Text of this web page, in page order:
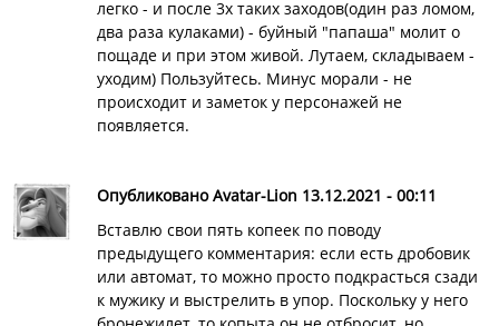
легко - и после 3х таких заходов(один раз ломом,
два раза кулаками) - буйный "папаша" молит о
пощаде и при этом живой. Лутаем, складываем -
уходим) Пользуйтесь. Минус морали - не
происходит и заметок у персонажей не
появляется.
Опубликовано Avatar-Lion 13.12.2021 - 00:11
Вставлю свои пять копеек по поводу
предыдущего комментария: если есть дробовик
или автомат, то можно просто подкрасться сзади
к мужику и выстрелить в упор. Поскольку у него